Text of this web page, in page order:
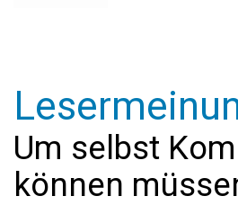
Um selbst
können